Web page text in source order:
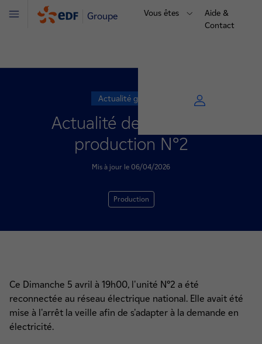
Groupe Vous êtes
Aide &
Contact
Menu
Actualité générale
Actualité de l'unité de
production N°2
Mis à jour le 06/04/2026
Production
Ce Dimanche 5 avril à 19h00, l'unité N°2 a été
reconnectée au réseau électrique national. Elle avait été
mise à l'arrêt la veille afin de s'adapter à la demande en
électricité.